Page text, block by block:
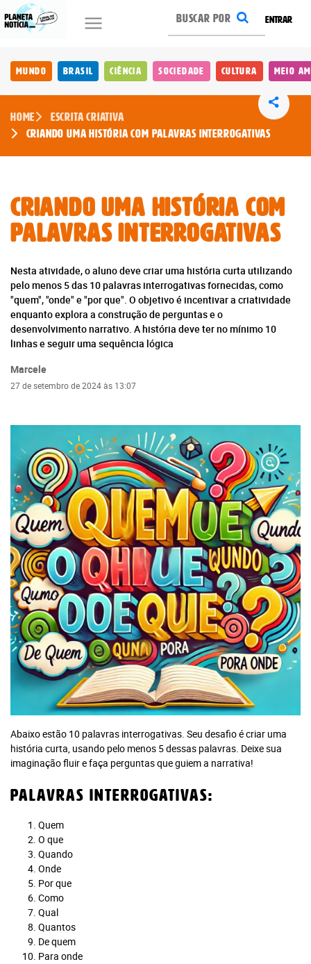
ENTRAR
Mundo Brasil Ciência Sociedade Cultura Meio
Home
Escrita Criativa
Criando uma História com Palavras Interrogativas
Criando uma História com
Palavras Interrogativas
Nesta atividade, o aluno deve criar uma história curta utilizando
pelo menos 5 das 10 palavras interrogativas fornecidas, como
"quem", "onde" e "por que". O objetivo é incentivar a criatividade
enquanto explora a construção de perguntas e o
desenvolvimento narrativo. A história deve ter no mínimo 10
linhas e seguir uma sequência lógica
Marcele
27 de setembro de 2024 às 13:07
Abaixo estão 10 palavras interrogativas. Seu desafio é criar uma
história curta, usando pelo menos 5 dessas palavras. Deixe sua
imaginação fluir e faça perguntas que guiem a narrativa!
Palavras Interrogativas:
Quem
O que
Quando
Onde
Por que
Como
Qual
Quantos
De quem
Para onde